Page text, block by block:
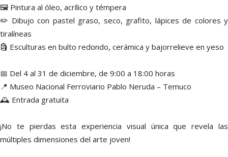
🖼️ Pintura al óleo, acrílico y témpera
✏️ Dibujo con pastel graso, seco, grafito, lápices de colores y
tiralíneas
🗿 Esculturas en bulto redondo, cerámica y bajorrelieve en yeso
📅 Del 4 al 31 de diciembre, de 9:00 a 18:00 horas
📍 Museo Nacional Ferroviario Pablo Neruda – Temuco
🕰️ Entrada gratuita
¡No te pierdas esta experiencia visual única que revela las
múltiples dimensiones del arte joven!